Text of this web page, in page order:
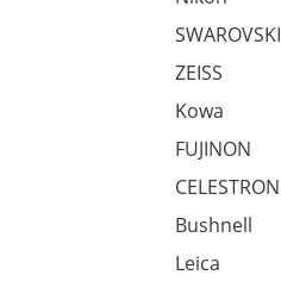
SWAROVSKI
ZEISS
Kowa
FUJINON
CELESTRON
Bushnell
Leica